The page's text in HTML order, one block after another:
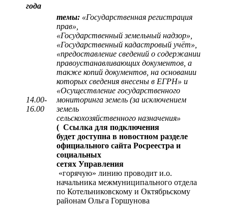
года
14.00-
16.00
темы: «Государственная регистрация
прав»,
«Государственный земельный надзор»,
«Государственный кадастровый учёт»,
«предоставление сведений о содержании
правоустанавливающих документов, а
также копий документов, на основании
которых сведения внесены в ЕГРН» и
«Осуществление государственного
мониторинга земель (за исключением
земель
сельскохозяйственного назначения»
( Ссылка для подключения
будет доступна в новостном разделе
официального сайта Росреестра и
социальных
сетях Управления
«горячую» линию проводит и.о.
начальника межмуниципального отдела
по Котельниковскому и Октябрьскому
районам Ольга Горшунова